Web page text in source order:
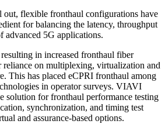
out, flexible fronthaul configurations have
for balancing the latency, throughput
advanced 5G applications.
in increased fronthaul fiber
reliance on multiplexing, virtualization and
This has placed eCPRI fronthaul among
in operator surveys. VIAVI
solution for fronthaul performance testing
synchronization, and timing test
and assurance-based options.